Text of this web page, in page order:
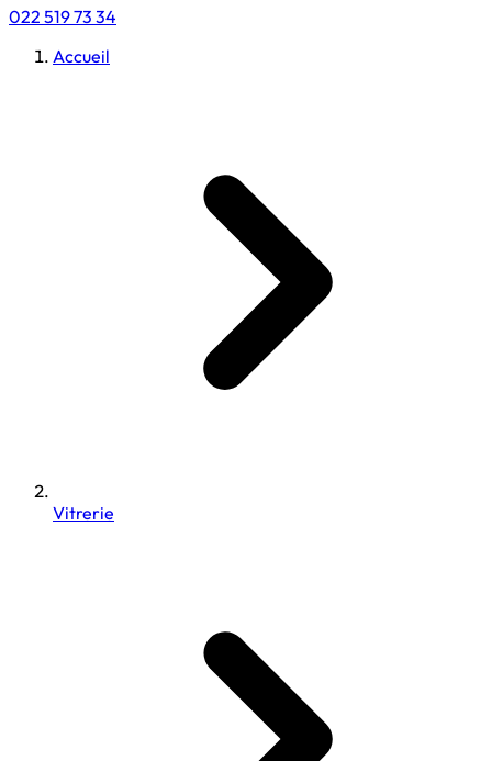
022 519 73 34
Accueil
Vitrerie